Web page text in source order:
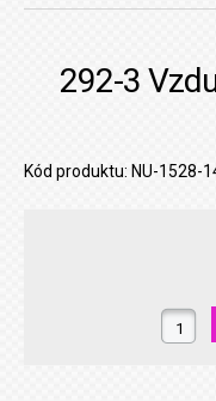
292-3
Kód produktu: NU-1528-